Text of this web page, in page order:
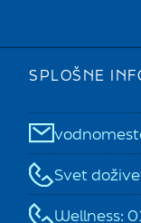
SPLOŠNE
Svet
Wellness: